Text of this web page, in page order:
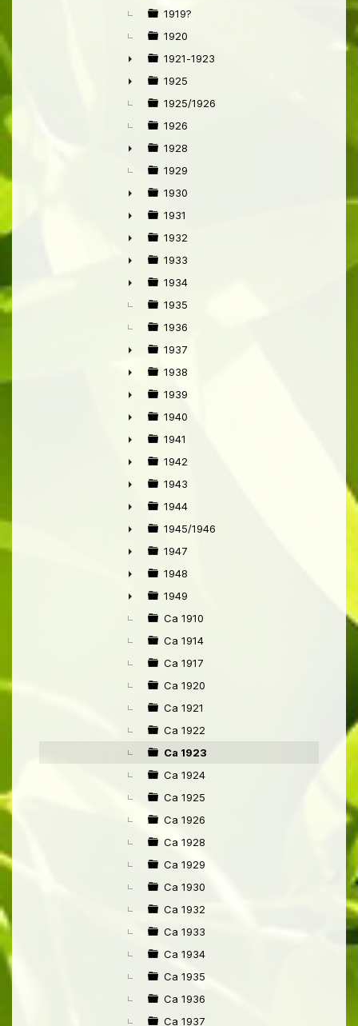
1919?
1920
►
1921-1923
►
1925
1925/1926
1926
►
1928
1929
►
1930
►
1931
►
1932
►
1933
►
1934
1935
1936
►
1937
►
1938
►
1939
►
1940
►
1941
►
1942
►
1943
►
1944
►
1945/1946
►
1947
►
1948
►
1949
Ca 1910
Ca 1914
Ca 1917
Ca 1920
Ca 1921
Ca 1922
Ca 1923
Ca 1924
Ca 1925
Ca 1926
Ca 1928
Ca 1929
Ca 1930
Ca 1932
Ca 1933
Ca 1934
Ca 1935
Ca 1936
Ca 1937